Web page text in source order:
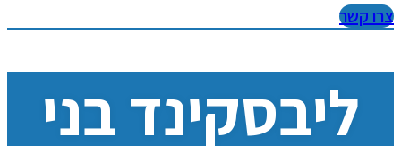
צרו קשר
ליבסקינד בני